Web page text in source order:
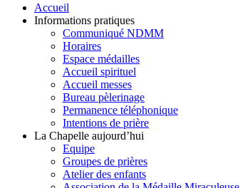
Accueil
Informations pratiques
Communiqué NDMM
Horaires
Espace médailles
Accueil spirituel
Accueil messes
Bureau pèlerinage
Permanence téléphonique
Intentions de prière
La Chapelle aujourd’hui
Equipe
Groupes de prières
Atelier des enfants